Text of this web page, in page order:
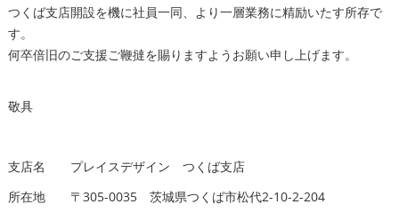
つくば支店開設を機に社員一同、より一層業務に精励いたす所存で
す。
何卒倍旧のご支援ご鞭撻を賜りますようお願い申し上げます。
敬具
支店名 プレイスデザイン つくば支店
所在地 〒305-0035 茨城県つくば市松代2-10-2-204